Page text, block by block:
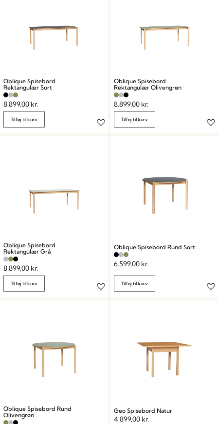
Oblique Spisebord
Rektangulær Sort
8.899,00 kr.
Tilføj til kurv
Oblique Spisebord
Rektangulær Olivengrøn
8.899,00 kr.
Tilføj til kurv
Oblique Spisebord
Rektangulær Grå
8.899,00 kr.
Tilføj til kurv
Oblique Spisebord Rund Sort
6.599,00 kr.
Tilføj til kurv
Oblique Spisebord Rund
Olivengrøn
Geo Spisebord Natur
4.899,00 kr.